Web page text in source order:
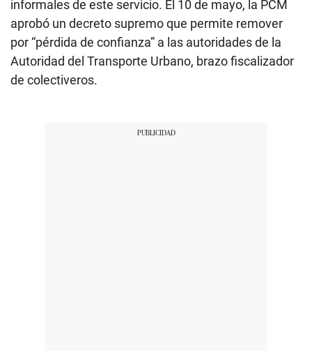
informales de este servicio. El 10 de mayo, la PCM
aprobó un decreto supremo que permite remover
por “pérdida de confianza” a las autoridades de la
Autoridad del Transporte Urbano, brazo fiscalizador
de colectiveros.